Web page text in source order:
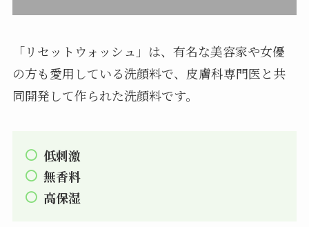
「リセットウォッシュ」は、有名な美容家や女優
の方も愛用している洗顔料で、皮膚科専門医と共
同開発して作られた洗顔料です。
低刺激
無香料
高保湿